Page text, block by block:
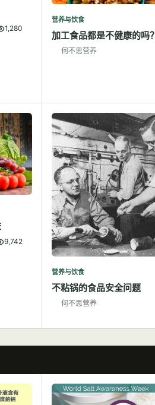
1,280
营养与饮食
加工食品都是不健康的吗？
何不思营养
9,742
营养与饮食
不粘锅的食品安全问题
何不思营养